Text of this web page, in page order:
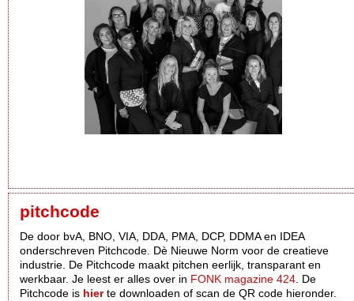
pitchcode
De door bvA, BNO, VIA, DDA, PMA, DCP, DDMA en IDEA
onderschreven Pitchcode. Dè Nieuwe Norm voor de creatieve
industrie. De Pitchcode maakt pitchen eerlijk, transparant en
werkbaar. Je leest er alles over in FONK magazine 424 . De
Pitchcode is hierte downloaden of scan de QR code hieronder.